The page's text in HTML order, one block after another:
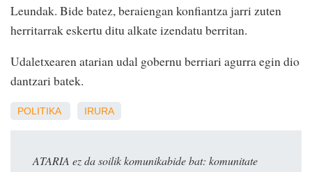
Leundak. Bide batez, beraiengan konfiantza jarri zuten
herritarrak eskertu ditu alkate izendatu berritan.
Udaletxearen atarian udal gobernu berriari agurra egin dio
dantzari batek.
POLITIKA IRURA
ATARIA ez da soilik komunikabide bat: komunitate